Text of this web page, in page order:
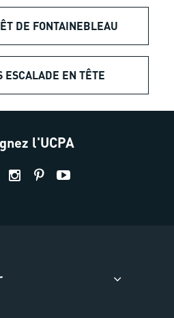
DE FONTAINEBLEAU
ESCALADE EN TÊTE
l'UCPA